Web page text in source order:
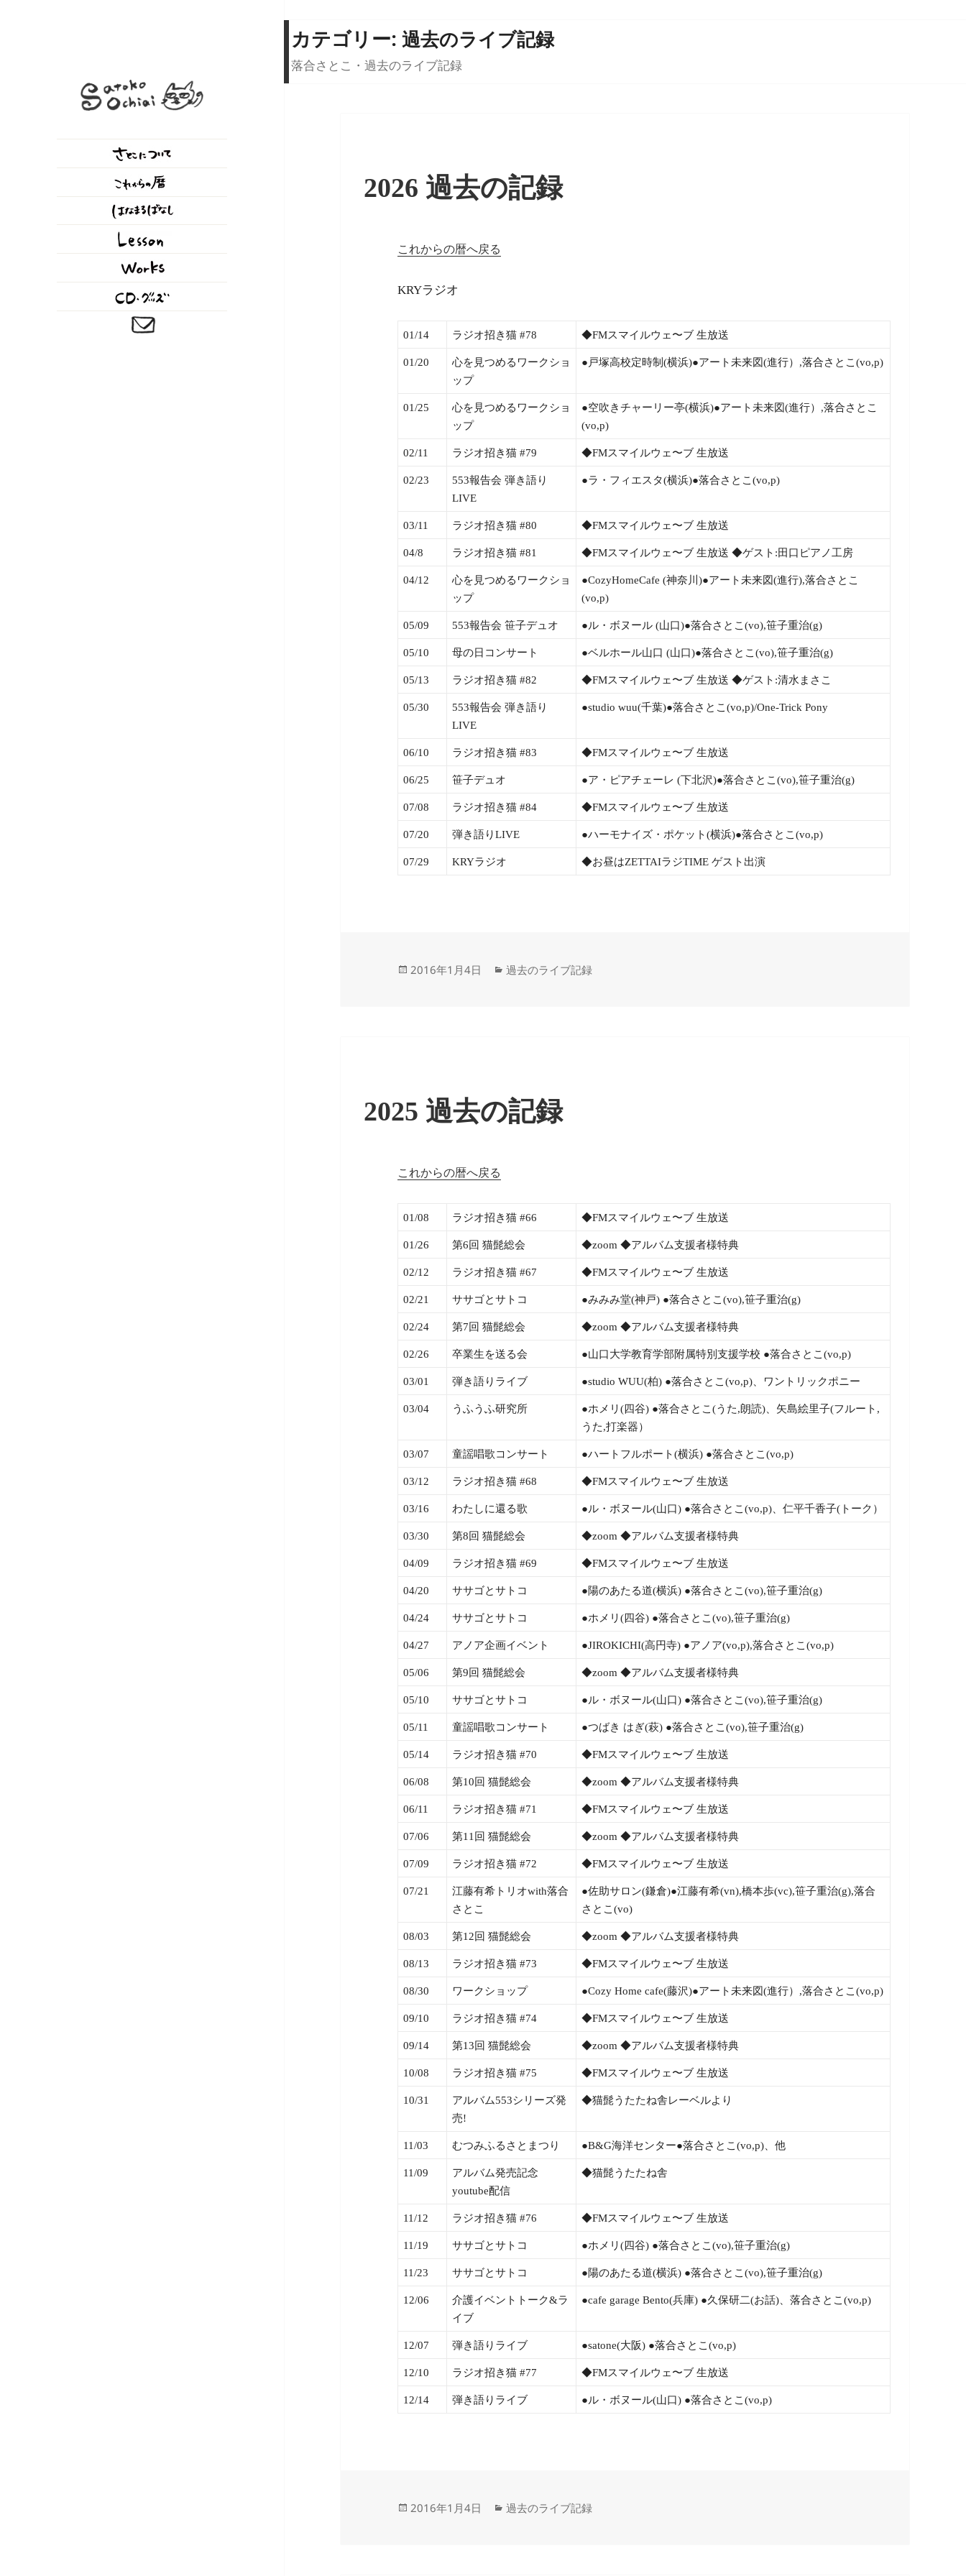
Site
詞、作曲、歌唱、朗読、ナレー
ション
カテゴリー:過去のライブ記録
落合さとこ・過去のライブ記録
2026 過去の記録
これからの暦へ戻る
KRYラジオ
01/14 ラジオ招き猫 #78 ◆FMスマイルウェ〜ブ 生放送
01/20
心を見つめるワークショ
ップ
●戸塚高校定時制(横浜)●アート未来図(進行）,落合さとこ(vo,p)
01/25
心を見つめるワークショ
ップ
●空吹きチャーリー亭(横浜)●アート未来図(進行）,落合さとこ
(vo,p)
02/11 ラジオ招き猫 #79 ◆FMスマイルウェ〜ブ 生放送
02/23
553報告会 弾き語り
LIVE
●ラ・フィエスタ(横浜)●落合さとこ(vo,p)
03/11 ラジオ招き猫 #80 ◆FMスマイルウェ〜ブ 生放送
04/8 ラジオ招き猫 #81 ◆FMスマイルウェ〜ブ 生放送 ◆ゲスト:田口ピアノ工房
04/12
心を見つめるワークショ
ップ
●CozyHomeCafe (神奈川)●アート未来図(進行),落合さとこ
(vo,p)
05/09 553報告会 笹子デュオ ●ル・ボヌール (山口)●落合さとこ(vo),笹子重治(g)
05/10 母の日コンサート ●ベルホール山口 (山口)●落合さとこ(vo),笹子重治(g)
05/13 ラジオ招き猫 #82 ◆FMスマイルウェ〜ブ 生放送 ◆ゲスト:清水まさこ
05/30
553報告会 弾き語り
LIVE
●studio wuu(千葉)●落合さとこ(vo,p)/One-Trick Pony
06/10 ラジオ招き猫 #83 ◆FMスマイルウェ〜ブ 生放送
06/25 笹子デュオ ●ア・ピアチェーレ (下北沢)●落合さとこ(vo),笹子重治(g)
07/08 ラジオ招き猫 #84 ◆FMスマイルウェ〜ブ 生放送
07/20 弾き語りLIVE ●ハーモナイズ・ポケット(横浜)●落合さとこ(vo,p)
07/29 KRYラジオ ◆お昼はZETTAIラジTIME ゲスト出演
投
2016年1月4日
カ
過去のライブ記録
2025 過去の記録
これからの暦へ戻る
01/08 ラジオ招き猫 #66 ◆FMスマイルウェ〜ブ 生放送
01/26 第6回 猫髭総会 ◆zoom ◆アルバム支援者様特典
02/12 ラジオ招き猫 #67 ◆FMスマイルウェ〜ブ 生放送
02/21 ササゴとサトコ ●みみみ堂(神戸) ●落合さとこ(vo),笹子重治(g)
02/24 第7回 猫髭総会 ◆zoom ◆アルバム支援者様特典
02/26 卒業生を送る会 ●山口大学教育学部附属特別支援学校 ●落合さとこ(vo,p)
03/01 弾き語りライブ ●studio WUU(柏) ●落合さとこ(vo,p)、ワントリックポニー
03/04 うふうふ研究所
●ホメリ(四谷) ●落合さとこ(うた,朗読)、矢島絵里子(フルート,
うた,打楽器）
03/07 童謡唱歌コンサート ●ハートフルポート(横浜) ●落合さとこ(vo,p)
03/12 ラジオ招き猫 #68 ◆FMスマイルウェ〜ブ 生放送
03/16 わたしに還る歌 ●ル・ボヌール(山口) ●落合さとこ(vo,p)、仁平千香子(トーク）
03/30 第8回 猫髭総会 ◆zoom ◆アルバム支援者様特典
04/09 ラジオ招き猫 #69 ◆FMスマイルウェ〜ブ 生放送
04/20 ササゴとサトコ ●陽のあたる道(横浜) ●落合さとこ(vo),笹子重治(g)
04/24 ササゴとサトコ ●ホメリ(四谷) ●落合さとこ(vo),笹子重治(g)
04/27 アノア企画イベント ●JIROKICHI(高円寺) ●アノア(vo,p),落合さとこ(vo,p)
05/06 第9回 猫髭総会 ◆zoom ◆アルバム支援者様特典
05/10 ササゴとサトコ ●ル・ボヌール(山口) ●落合さとこ(vo),笹子重治(g)
05/11 童謡唱歌コンサート ●つばき はぎ(萩) ●落合さとこ(vo),笹子重治(g)
05/14 ラジオ招き猫 #70 ◆FMスマイルウェ〜ブ 生放送
06/08 第10回 猫髭総会 ◆zoom ◆アルバム支援者様特典
06/11 ラジオ招き猫 #71 ◆FMスマイルウェ〜ブ 生放送
07/06 第11回 猫髭総会 ◆zoom ◆アルバム支援者様特典
07/09 ラジオ招き猫 #72 ◆FMスマイルウェ〜ブ 生放送
07/21
江藤有希トリオwith落合
さとこ
●佐助サロン(鎌倉)●江藤有希(vn),橋本歩(vc),笹子重治(g),落合
さとこ(vo)
08/03 第12回 猫髭総会 ◆zoom ◆アルバム支援者様特典
08/13 ラジオ招き猫 #73 ◆FMスマイルウェ〜ブ 生放送
08/30 ワークショップ ●Cozy Home cafe(藤沢)●アート未来図(進行）,落合さとこ(vo,p)
09/10 ラジオ招き猫 #74 ◆FMスマイルウェ〜ブ 生放送
09/14 第13回 猫髭総会 ◆zoom ◆アルバム支援者様特典
10/08 ラジオ招き猫 #75 ◆FMスマイルウェ〜ブ 生放送
10/31
アルバム553シリーズ発
売!
◆猫髭うたたね舎レーベルより
11/03 むつみふるさとまつり ●B&G海洋センター●落合さとこ(vo,p)、他
11/09
アルバム発売記念
youtube配信
◆猫髭うたたね舎
11/12 ラジオ招き猫 #76 ◆FMスマイルウェ〜ブ 生放送
11/19 ササゴとサトコ ●ホメリ(四谷) ●落合さとこ(vo),笹子重治(g)
11/23 ササゴとサトコ ●陽のあたる道(横浜) ●落合さとこ(vo),笹子重治(g)
12/06
介護イベントトーク&ラ
イブ
●cafe garage Bento(兵庫) ●久保研二(お話)、落合さとこ(vo,p)
12/07 弾き語りライブ ●satone(大阪) ●落合さとこ(vo,p)
12/10 ラジオ招き猫 #77 ◆FMスマイルウェ〜ブ 生放送
12/14 弾き語りライブ ●ル・ボヌール(山口) ●落合さとこ(vo,p)
投
2016年1月4日
カ
過去のライブ記録